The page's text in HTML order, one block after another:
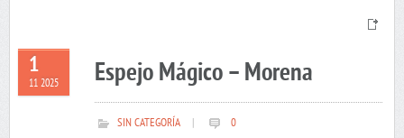
1
11 2025 Espejo Mágico – Morena
SIN CATEGORÍA 0